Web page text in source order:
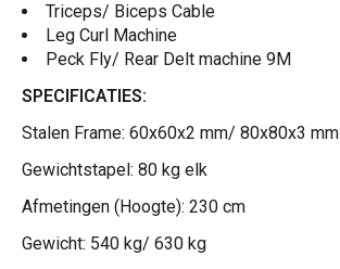
Triceps/ Biceps Cable
Leg Curl Machine
Peck Fly/ Rear Delt machine 9M
SPECIFICATIES:
Stalen Frame: 60x60x2 mm/ 80x80x3 mm
Gewichtstapel: 80 kg elk
Afmetingen (Hoogte): 230 cm
Gewicht: 540 kg/ 630 kg